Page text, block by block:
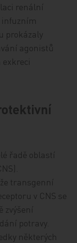
renální
infuzním
prokázaly
agonistů
řadě oblastí
transgenní
v CNS se
zvýšení
potravy.
některých